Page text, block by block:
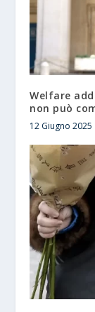
Welfare
non può
12 Giugno 2025